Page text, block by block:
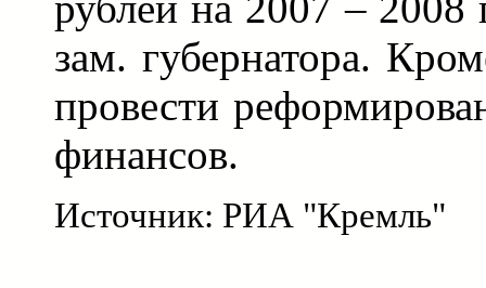
зам. губернатора.
провести
финансов.
Источник: РИА "Кремль"